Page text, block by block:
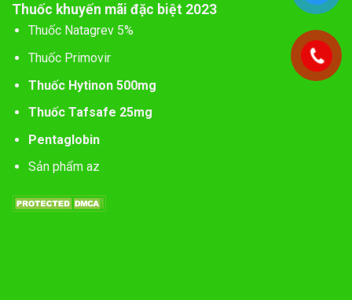
Thuốc khuyến mãi đặc biệt 2023
Thuốc Natagrev 5%
Thuốc Primovir
Thuốc Hytinon 500mg
Thuốc Tafsafe 25mg
Pentaglobin
Sản phẩm az